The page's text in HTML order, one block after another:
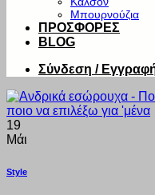
Μπουρνούζια
ΠΡΟΣΦΟΡΕΣ
BLOG
Σύνδεση /
19
Μάι
Style